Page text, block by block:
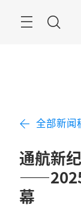
菜
全部新闻
通航新
幕